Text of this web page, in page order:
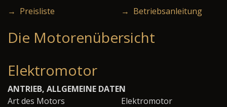
→ Preisliste → Betriebsanleitung
Die Motorenübersicht
Elektromotor
ANTRIEB, ALLGEMEINE DATEN
Art des Motors
Elektromotor